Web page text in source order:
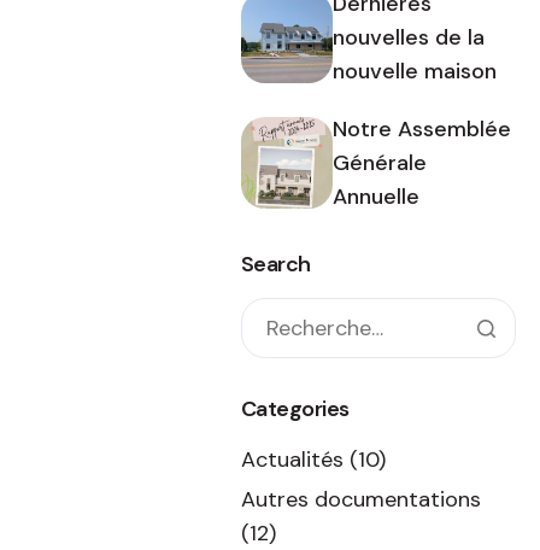
nouvelles de la
nouvelle maison
Notre Assemblée
Générale
Annuelle
Search
Categories
Actualités (10)
Autres documentations
(12)